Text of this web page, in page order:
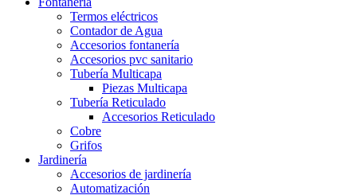
Termos eléctricos
Contador de Agua
Accesorios fontanería
Accesorios pvc sanitario
Tubería Multicapa
Piezas Multicapa
Tubería Reticulado
Accesorios Reticulado
Cobre
Grifos
Jardinería
Accesorios de jardinería
Automatización